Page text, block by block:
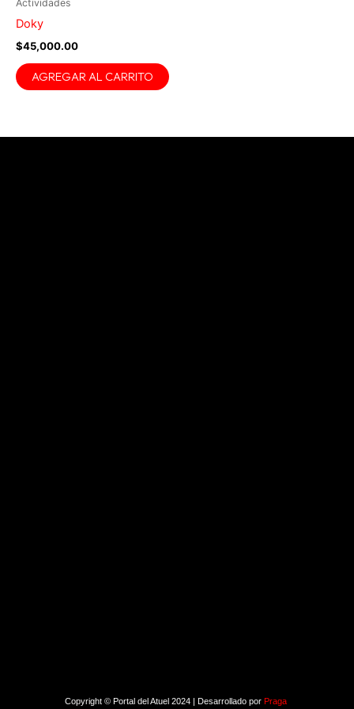
Actividades
Doky
$45,000.00
AGREGAR AL CARRITO
Copyright © Portal del Atuel 2024 | Desarrollado por Praga